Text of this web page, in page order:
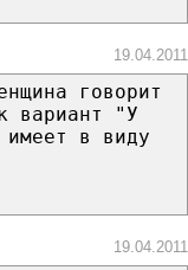
19.04.2011
говорит
вариант "У
в виду
19.04.2011